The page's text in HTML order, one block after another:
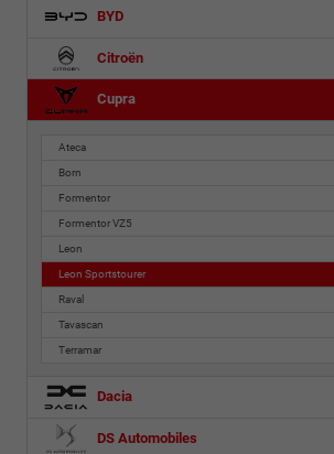
BYD
Citroën
Cupra
Ateca
Born
Formentor
Formentor VZ5
Leon
Leon Sportstourer
Raval
Tavascan
Terramar
Dacia
DS Automobiles